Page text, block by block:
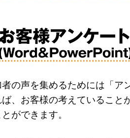
の声を集めるためには「ア
、お客様の考えていること
ができます。